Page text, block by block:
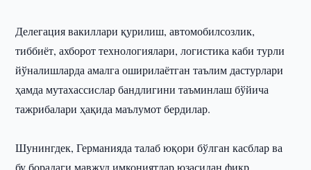
Делегация вакиллари қурилиш, автомобилсозлик,
тиббиёт, ахборот технологиялари, логистика каби турли
йўналишларда амалга оширилаётган таълим дастурлари
ҳамда мутахассислар бандлигини таъминлаш бўйича
тажрибалари ҳақида маълумот бердилар.
Шунингдек, Германияда талаб юқори бўлган касблар ва
бу борадаги мавжуд имкониятлар юзасидан фикр